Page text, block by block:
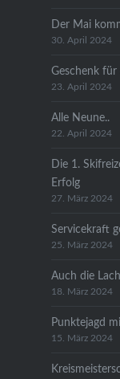
Der Mai
30. April 2024
Geschenk für
23. April 2024
Alle Neune..
22. April 2024
Die 1.
Erfolg
27. März 2024
Servicekraft
25. März 2024
Auch die
18. März 2024
Punktejagd
15. März 2024